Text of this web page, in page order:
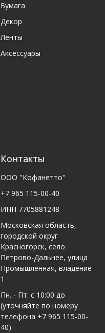
Бумага
Декор
Ленты
Аксессуары
Контакты
ООО "Кофанетто"
+7 965 115-00-40
ИНН 7705881248
Московская область,
городской округ
Красногорск, село
Петрово-Дальнее, улица
Промышленная, владение
1
Пн. - Пт. с 10:00 до
(уточняйте по номеру
телефона +7 965 115-00-
40)